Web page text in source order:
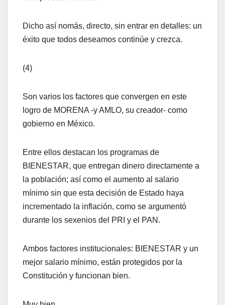
Dicho así nomás, directo, sin entrar en detalles: un
éxito que todos deseamos continúe y crezca.
(4)
Son varios los factores que convergen en este
logro de MORENA -y AMLO, su creador- como
gobierno en México.
Entre ellos destacan los programas de
BIENESTAR, que entregan dinero directamente a
la población; así como el aumento al salario
mínimo sin que esta decisión de Estado haya
incrementado la inflación, como se argumentó
durante los sexenios del PRI y el PAN.
Ambos factores institucionales: BIENESTAR y un
mejor salario mínimo, están protegidos por la
Constitución y funcionan bien.